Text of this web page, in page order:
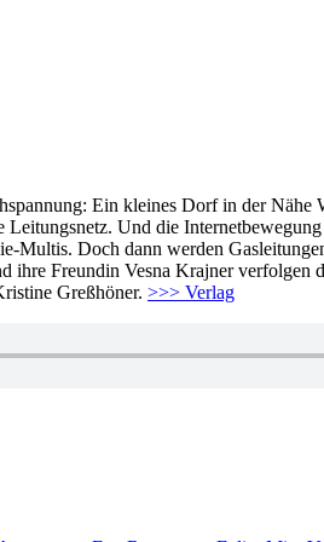
Ein kleines Dorf in der
Und die
Multis. Doch dann werden
Freundin Vesna Krajner
Greßhöner. >>> Verlag